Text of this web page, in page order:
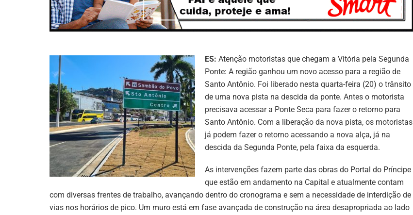
ES: Atenção motoristas que chegam a Vitória pela Segunda
Ponte: A região ganhou um novo acesso para a região de
Santo Antônio. Foi liberado nesta quarta-feira (20) o trânsito
de uma nova pista na descida da ponte. Antes o motorista
precisava acessar a Ponte Seca para fazer o retorno para
Santo Antônio. Com a liberação da nova pista, os motoristas
já podem fazer o retorno acessando a nova alça, já na
descida da Segunda Ponte, pela faixa da esquerda.
As intervenções fazem parte das obras do Portal do Príncipe
que estão em andamento na Capital e atualmente contam
com diversas frentes de trabalho, avançando dentro do cronograma e sem a necessidade de interdição de
vias nos horários de pico. Um muro está em fase avançada de construção na área desapropriada ao lado